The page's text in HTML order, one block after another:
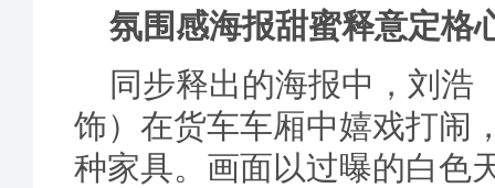
氛围感海报甜蜜释意定格
同步释出的海报中，刘浩
饰）在货车车厢中嬉戏打闹
种家具。画面以过曝的白色